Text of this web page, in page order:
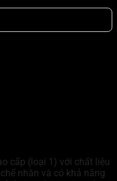
cấp (loại 1) với chất liệu
nhăn và có khả năng